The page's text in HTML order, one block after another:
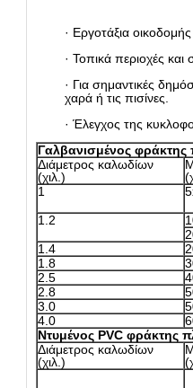
· Εργοτάξια οικοδομής
· Τοπικά περιοχές και
· Για σημαντικές
χαρά ή τις πισίνες.
· Έλεγχος της
Γαλβανισμένος
Διάμετρος καλωδίων
(χιλ.)
1
1.2
1.4
1.8
2.5
2.8
3.0
4.0
Ντυμένος PVC φράκτης
Διάμετρος καλωδίων
(χιλ.)